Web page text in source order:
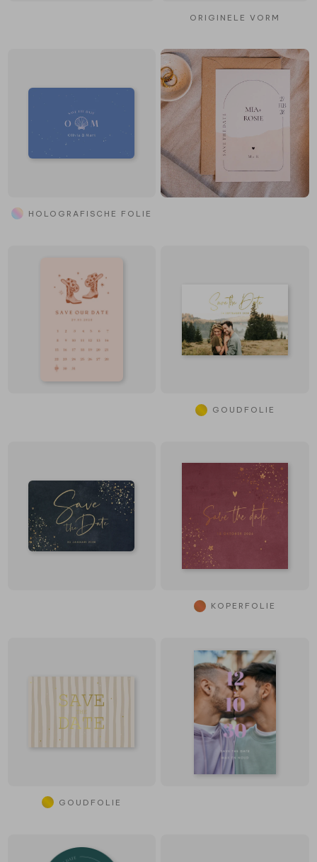
ORIGINELE VORM
HOLOGRAFISCHE FOLIE
GOUDFOLIE
KOPERFOLIE
GOUDFOLIE